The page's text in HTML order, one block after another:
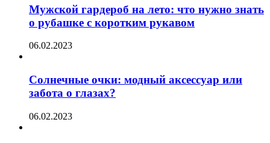
Мужской гардероб на лето: что нужно знать
о рубашке с коротким рукавом
06.02.2023
Солнечные очки: модный аксессуар или
забота о глазах?
06.02.2023